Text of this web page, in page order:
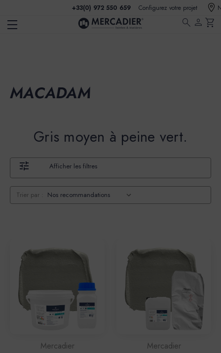
+33(0) 972 550 659 Configurez votre projet
search person shopping_cart
MACADAM
Gris moyen à peine vert.
Afficher les filtres
Trier par :
Mercadier Mercadier